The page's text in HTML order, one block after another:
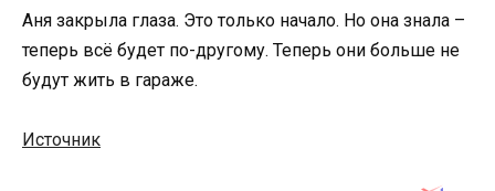
Аня закрыла глаза. Это только начало. Но она знала –
теперь всё будет по-другому. Теперь они больше не
будут жить в гараже.
Источник